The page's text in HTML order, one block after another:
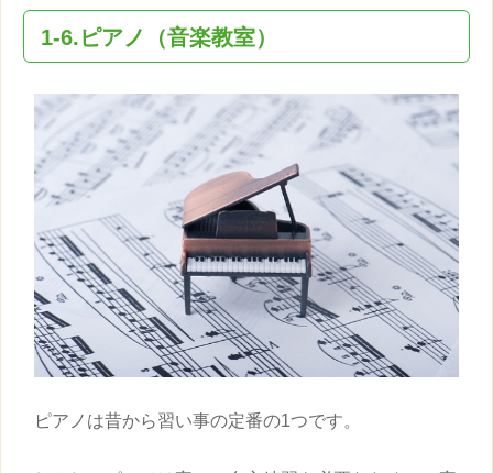
1-6.ピアノ（音楽教室）
ピアノは昔から習い事の定番の1つです。